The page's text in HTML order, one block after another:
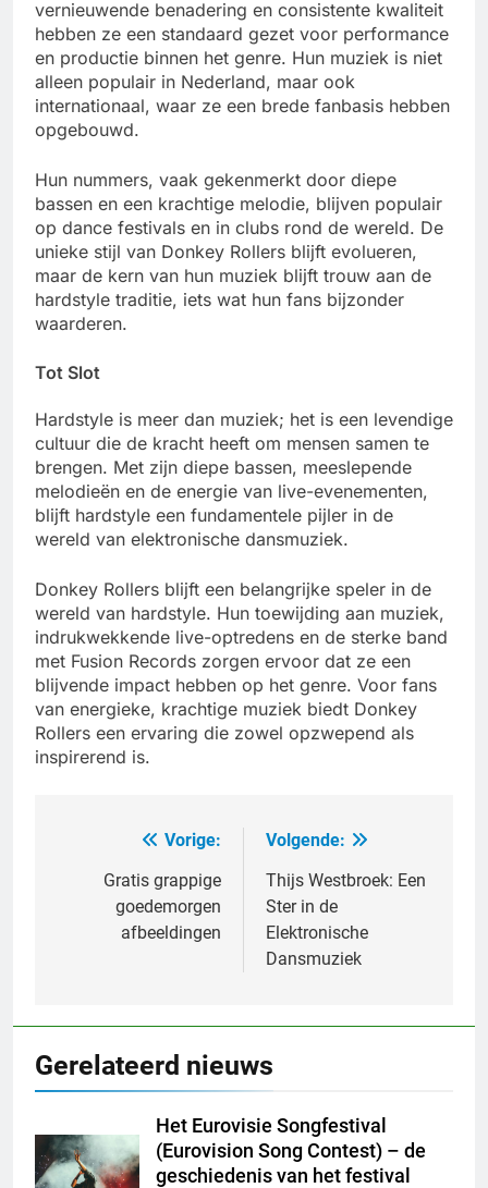
vernieuwende benadering en consistente kwaliteit
hebben ze een standaard gezet voor performance
en productie binnen het genre. Hun muziek is niet
alleen populair in Nederland, maar ook
internationaal, waar ze een brede fanbasis hebben
opgebouwd.
Hun nummers, vaak gekenmerkt door diepe
bassen en een krachtige melodie, blijven populair
op dance festivals en in clubs rond de wereld. De
unieke stijl van Donkey Rollers blijft evolueren,
maar de kern van hun muziek blijft trouw aan de
hardstyle traditie, iets wat hun fans bijzonder
waarderen.
Tot Slot
Hardstyle is meer dan muziek; het is een levendige
cultuur die de kracht heeft om mensen samen te
brengen. Met zijn diepe bassen, meeslepende
melodieën en de energie van live-evenementen,
blijft hardstyle een fundamentele pijler in de
wereld van elektronische dansmuziek.
Donkey Rollers blijft een belangrijke speler in de
wereld van hardstyle. Hun toewijding aan muziek,
indrukwekkende live-optredens en de sterke band
met Fusion Records zorgen ervoor dat ze een
blijvende impact hebben op het genre. Voor fans
van energieke, krachtige muziek biedt Donkey
Rollers een ervaring die zowel opzwepend als
inspirerend is.
navigatie
Vorige:
Gratis grappige
goedemorgen
afbeeldingen
Volgende:
Thijs Westbroek: Een
Ster in de
Elektronische
Dansmuziek
Gerelateerd nieuws
Het Eurovisie Songfestival
(Eurovision Song Contest) – de
geschiedenis van het festival